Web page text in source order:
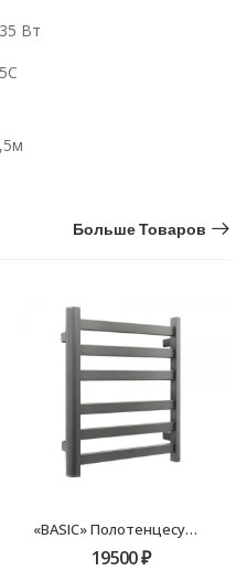
Вт
Больше Товаров
«BASIC» Полотенцесушитель электрический 600х500 FX-7400F графит
19500₽